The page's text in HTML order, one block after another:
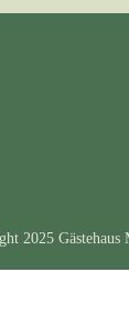
2025 Gästehaus